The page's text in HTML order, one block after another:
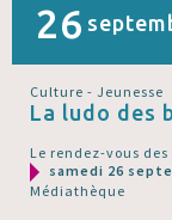
26
Culture - Jeunesse
La ludo des
Le rendez-vous
samedi 26
Médiathèque